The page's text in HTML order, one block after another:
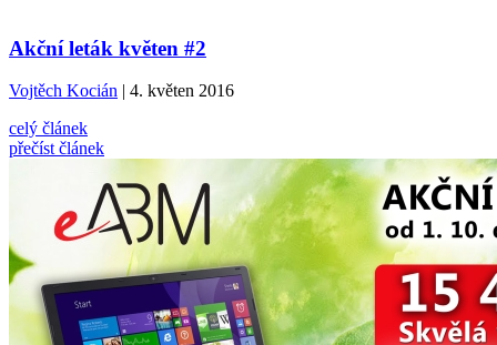
Akční leták květen #2
Vojtěch Kocián | 4. květen 2016
celý článek
přečíst článek